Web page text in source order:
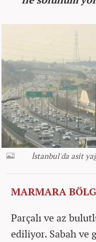
İstanbul'da asit
MARMARA
Parçalı ve az
ediliyor. Sabah ve